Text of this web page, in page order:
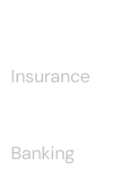
Insurance
Banking